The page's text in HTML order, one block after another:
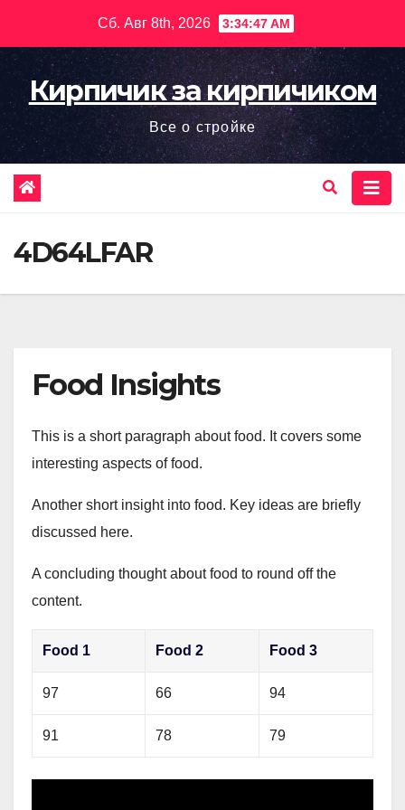
содержимому
Сб. Авг 8th, 2026 3:34:48 AM
Кирпичик за кирпичиком
Все о стройке
4D64LFAR
Food Insights
This is a short paragraph about food. It covers some
interesting aspects of food.
Another short insight into food. Key ideas are briefly
discussed here.
A concluding thought about food to round off the
content.
Food 1 Food 2 Food 3
97 66 94
91 78 79